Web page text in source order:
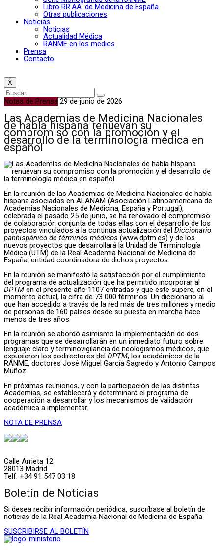
Libro RR.AA. de Medicina de España
Otras publicaciones
Noticias
Noticias
Actualidad Médica
RANME en los medios
Prensa
Contacto
X
Notas de Prensa 29 de junio de 2026
Las Academias de Medicina Nacionales
de habla hispana renuevan su
compromiso con la promoción y el
desarrollo de la terminología médica en
español
En la reunión de las Academias de Medicina Nacionales de habla
hispana asociadas en ALANAM (Asociación Latinoamericana de
Academias Nacionales de Medicina, España y Portugal),
celebrada el pasado 25 de junio, se ha renovado el compromiso
de colaboración conjunta de todas ellas con el desarrollo de los
proyectos vinculados a la continua actualización del Diccionario
panhispánico de términos médicos (www.dptm.es) y de los
nuevos proyectos que desarrollará la Unidad de Terminología
Médica (UTM) de la Real Academia Nacional de Medicina de
España, entidad coordinadora de dichos proyectos.
En la reunión se manifestó la satisfacción por el cumplimiento
del programa de actualización que ha permitido incorporar al
DPTM en el presente año 1107 entradas y que este supere, en el
momento actual, la cifra de 73 000 términos. Un diccionario al
que han accedido a través de la red más de tres millones y medio
de personas de 160 países desde su puesta en marcha hace
menos de tres años.
En la reunión se abordó asimismo la implementación de dos
programas que se desarrollarán en un inmediato futuro sobre
lenguaje claro y terminovigilancia de neologismos médicos, que
expusieron los codirectores del DPTM, los académicos de la
RANME, doctores José Miguel García Sagredo y Antonio Campos
Muñoz.
En próximas reuniones, y con la participación de las distintas
Academias, se establecerá y determinará el programa de
cooperación a desarrollar y los mecanismos de validación
académica a implementar.
NOTA DE PRENSA
Calle Arrieta 12
28013 Madrid
Telf. +34 91 547 03 18
Boletín de Noticias
Si desea recibir información periódica, suscríbase al boletín de
noticias de la Real Academia Nacional de Medicina de España
SUSCRIBIRSE AL BOLETÍN